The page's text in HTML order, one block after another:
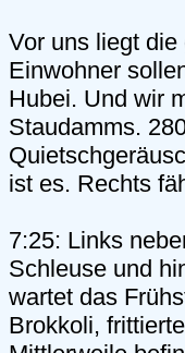
Vor uns liegt
Einwohner
Hubei. Und wir
Staudamms.
ist es. Rechts
7:25: Links
Schleuse und
wartet das
Brokkoli,